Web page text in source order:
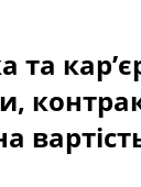
Світу
Прем’єр-Ліга
Перша Ліга
та